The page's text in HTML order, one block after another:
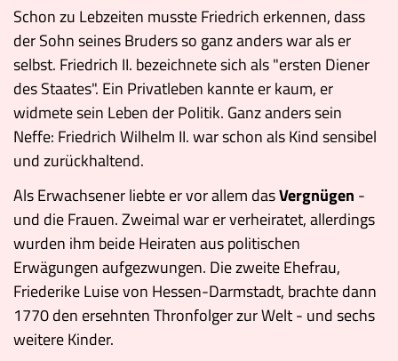
Schon zu Lebzeiten musste Friedrich erkennen, dass
der Sohn seines Bruders so ganz anders war als er
selbst. Friedrich II. bezeichnete sich als "ersten Diener
des Staates". Ein Privatleben kannte er kaum, er
widmete sein Leben der Politik. Ganz anders sein
Neffe: Friedrich Wilhelm II. war schon als Kind sensibel
und zurückhaltend.
Als Erwachsener liebte er vor allem dasVergnügen -
und die Frauen. Zweimal war er verheiratet, allerdings
wurden ihm beide Heiraten aus politischen
Erwägungen aufgezwungen. Die zweite Ehefrau,
Friederike Luise von Hessen-Darmstadt, brachte dann
1770 den ersehnten Thronfolger zur Welt - und sechs
weitere Kinder.